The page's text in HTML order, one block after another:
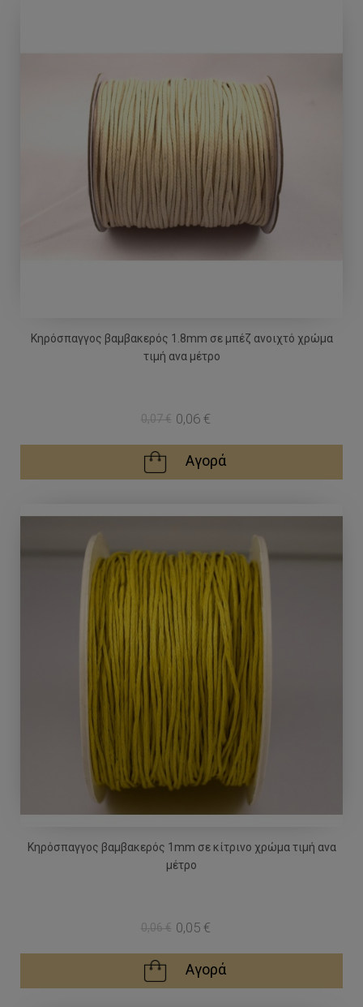
Κηρόσπαγγος βαμβακερός 1.8mm σε μπέζ ανοιχτό χρώμα
τιμή ανα μέτρο
0,07 € 0,06 €
Αγορά
Κηρόσπαγγος βαμβακερός 1mm σε κίτρινο χρώμα τιμή ανα
μέτρο
0,06 € 0,05 €
Αγορά